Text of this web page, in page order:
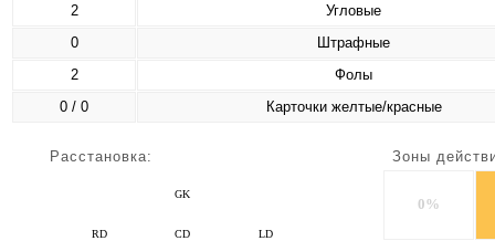
2
Угловые
0
Штрафные
2
Фолы
0 / 0
Карточки желтые/красные
Расстановка:
GK
LD
CD
RD
Зоны
0%